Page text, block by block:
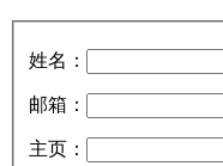
姓名：
邮箱：
主页：